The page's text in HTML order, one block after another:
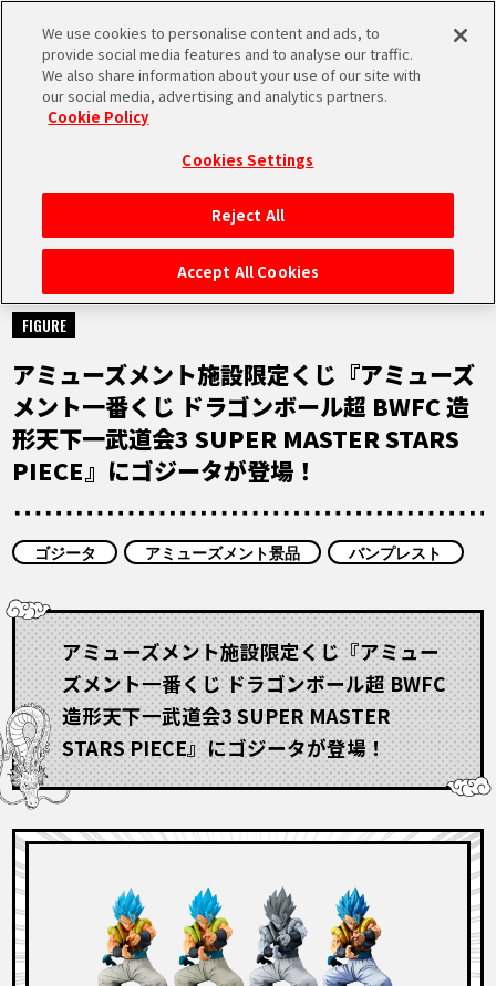
MEN
HOME
NEWS
RANKING
MOVIE
COLUMNS
ABOUT
LANGUAGE
JP
EN FR DE ES
NEWS
2021.10.25
FIGURE
アミューズメント施設限定くじ『アミューズ
メント一番くじ ドラゴンボール超 BWFC 造
形天下一武道会3 SUPER MASTER STARS
PIECE』にゴジータが登場！
ゴジータ アミューズメント景品 バンプレスト
アミューズメント施設限定くじ『アミュー
ズメント一番くじ ドラゴンボール超 BWFC
造形天下一武道会3 SUPER MASTER
STARS PIECE』にゴジータが登場！
We use cookies to personalise content and ads, to
provide social media features and to analyse our traffic.
We also share information about your use of our site with
our social media, advertising and analytics partners.
Cookie Policy
Cookies Settings
Reject All
Accept All Cookies